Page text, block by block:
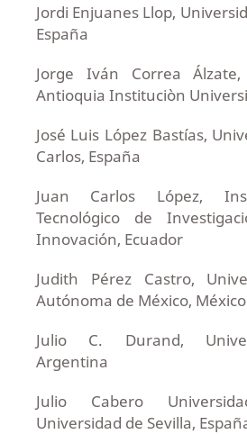
Jordi Enjuanes Llop,
España
Jorge Iván Correa Álzate,
Antioquia Instituciòn
José Luis López Bastías,
Carlos, España
Juan Carlos López,
Tecnológico de
Innovación, Ecuador
Judith Pérez Castro,
Autónoma de México, México
Julio C. Durand,
Argentina
Julio Cabero
Universidad de Sevilla,